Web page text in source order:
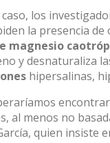
caso, los
la presencia de
magnesio
y desnaturaliza
hipersalinas,
al menos no
quien insiste